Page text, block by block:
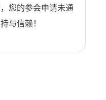
您的参会申请未通
与信赖！